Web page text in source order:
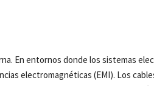
En entornos donde los sistemas
electromagnéticas (EMI). Los